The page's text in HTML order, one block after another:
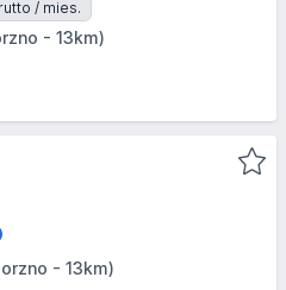
/ mies.
- 13km)
- 13km)